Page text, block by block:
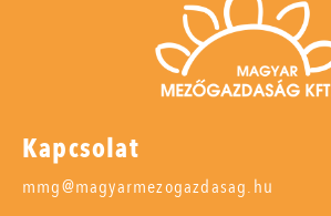
Kapcsolat
mmg@magyarmezogazdasag.hu